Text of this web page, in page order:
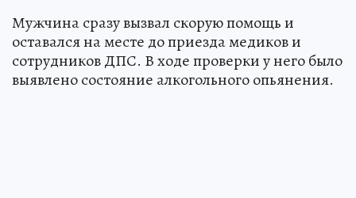
Мужчина сразу вызвал скорую помощь и
оставался на месте до приезда медиков и
сотрудников ДПС. В ходе проверки у него было
выявлено состояние алкогольного опьянения.